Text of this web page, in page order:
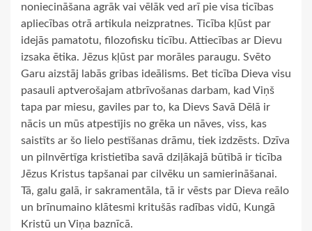
noniecināšana agrāk vai vēlāk ved arī pie visa ticības
apliecības otrā artikula neizpratnes. Ticība kļūst par
idejās pamatotu, filozofisku ticību. Attiecības ar Dievu
izsaka ētika. Jēzus kļūst par morāles paraugu. Svēto
Garu aizstāj labās gribas ideālisms. Bet ticība Dieva visu
pasauli aptverošajam atbrīvošanas darbam, kad Viņš
tapa par miesu, gaviles par to, ka Dievs Savā Dēlā ir
nācis un mūs atpestījis no grēka un nāves, viss, kas
saistīts ar šo lielo pestīšanas drāmu, tiek izdzēsts. Dzīva
un pilnvērtīga kristietība savā dziļākajā būtībā ir ticība
Jēzus Kristus tapšanai par cilvēku un samierināšanai.
Tā, galu galā, ir sakramentāla, tā ir vēsts par Dieva reālo
un brīnumaino klātesmi kritušās radības vidū, Kungā
Kristū un Viņa baznīcā.